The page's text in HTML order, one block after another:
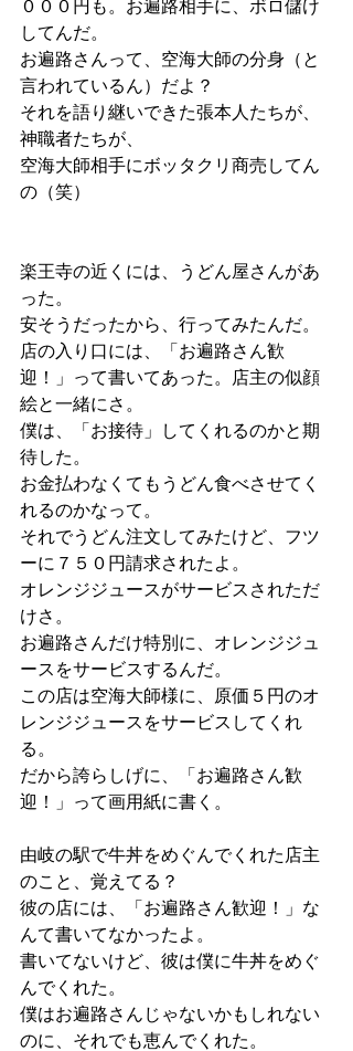
０００円も。お遍路相手に、ボロ儲け
してんだ。
お遍路さんって、空海大師の分身（と
言われているん）だよ？
それを語り継いできた張本人たちが、
神職者たちが、
空海大師相手にボッタクリ商売してん
の（笑）
楽王寺の近くには、うどん屋さんがあ
った。
安そうだったから、行ってみたんだ。
店の入り口には、「お遍路さん歓
迎！」って書いてあった。店主の似顔
絵と一緒にさ。
僕は、「お接待」してくれるのかと期
待した。
お金払わなくてもうどん食べさせてく
れるのかなって。
それでうどん注文してみたけど、フツ
ーに７５０円請求されたよ。
オレンジジュースがサービスされただ
けさ。
お遍路さんだけ特別に、オレンジジュ
ースをサービスするんだ。
この店は空海大師様に、原価５円のオ
レンジジュースをサービスしてくれ
る。
だから誇らしげに、「お遍路さん歓
迎！」って画用紙に書く。
由岐の駅で牛丼をめぐんでくれた店主
のこと、覚えてる？
彼の店には、「お遍路さん歓迎！」な
んて書いてなかったよ。
書いてないけど、彼は僕に牛丼をめぐ
んでくれた。
僕はお遍路さんじゃないかもしれない
のに、それでも恵んでくれた。